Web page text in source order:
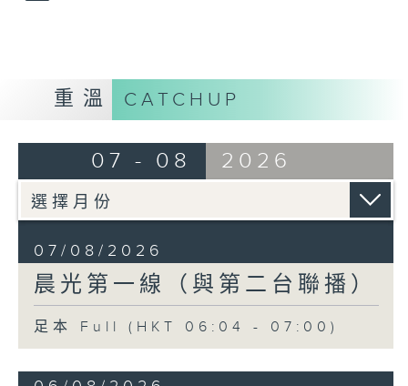
重溫 CATCHUP
07 - 08 2026
07/08/2026
晨光第一線（與第二台聯播）
足本 Full (HKT 06:04 - 07:00)